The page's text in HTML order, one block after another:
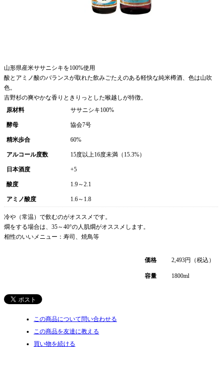
山形県産米ササニシキを100%使用
酸とアミノ酸のバランスが取れた飲みごたえのある軽快な純米樽酒、色は山吹
色。
吉野杉の爽やかな香りときりっとした喉越しが特徴。
原材料
ササニシキ100%
酵母 協会7号
精米歩合 60%
アルコール度数 15度以上16度未満（15.3%）
日本酒度 +5
酸度 1.9～2.1
アミノ酸度 1.6～1.8
冷や（常温）で飲むのがオススメです。
燗をする場合は、35～40°の人肌燗がオススメします。
相性のいいメニュー：寿司、焼鳥等
価格 2,493円（税込）
容量 1800ml
この商品について問い合わせる
この商品を友達に教える
買い物を続ける